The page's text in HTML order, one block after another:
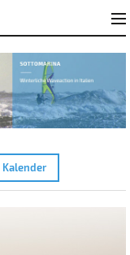
Kalender